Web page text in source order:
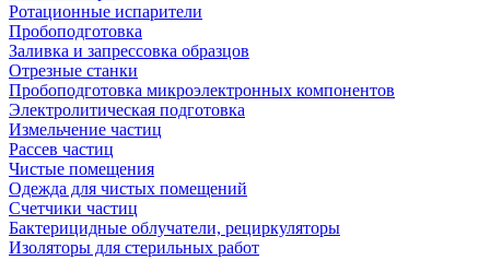
Ротационные испарители
Пробоподготовка
Заливка и запрессовка образцов
Отрезные станки
Пробоподготовка микроэлектронных компонентов
Электролитическая подготовка
Измельчение частиц
Рассев частиц
Чистые помещения
Одежда для чистых помещений
Счетчики частиц
Бактерицидные облучатели, рециркуляторы
Изоляторы для стерильных работ